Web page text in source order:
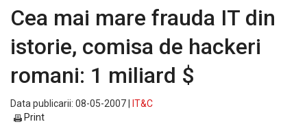
Cea mai mare frauda IT din
istorie, comisa de hackeri
romani: 1 miliard $
Data publicarii: 08-05-2007 |
IT&C
Print